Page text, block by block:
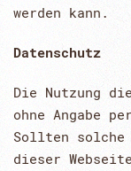
werden kann.
Datenschutz
Die Nutzung
ohne Angabe
Sollten solche
dieser